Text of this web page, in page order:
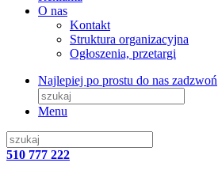
O nas
Kontakt
Struktura organizacyjna
Ogłoszenia, przetargi
Najlepiej po prostu do nas zadzwoń
Menu
510 777 222